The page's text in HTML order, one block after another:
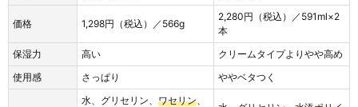
価格 1,298円（税込）／566g
2,280円（税込）／591ml×2
本
保湿力
高い
クリームタイプよりやや高め
使用感
さっぱり ややベタつく
水、グリセリン、 ワセリン